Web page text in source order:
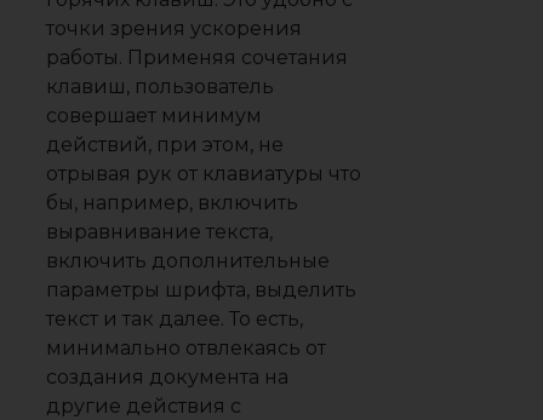
точки зрения ускорения
работы. Применяя сочетания
клавиш, пользователь
совершает минимум
действий, при этом, не
отрывая рук от клавиатуры что
бы, например, включить
выравнивание текста,
включить дополнительные
параметры шрифта, выделить
текст и так далее. То есть,
минимально отвлекаясь от
создания документа на
другие действия с